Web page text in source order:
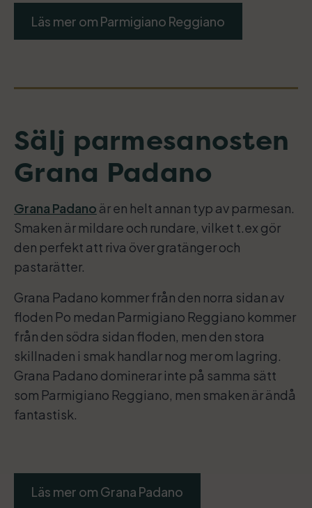
Läs mer om Parmigiano Reggiano
Sälj parmesanosten
Grana Padano
Grana Padano är en helt annan typ av parmesan.
Smaken är mildare och rundare, vilket t.ex gör
den perfekt att riva över gratänger och
pastarätter.
Grana Padano kommer från den norra sidan av
floden Po medan Parmigiano Reggiano kommer
från den södra sidan floden, men den stora
skillnaden i smak handlar nog mer om lagring.
Grana Padano dominerar inte på samma sätt
som Parmigiano Reggiano, men smaken är ändå
fantastisk.
Läs mer om Grana Padano